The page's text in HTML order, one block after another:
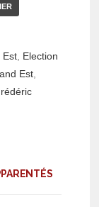
Est Election
Est